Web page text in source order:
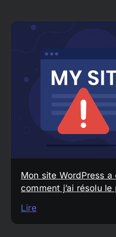
Mon site WordPress
comment j’ai résolu le
Lire